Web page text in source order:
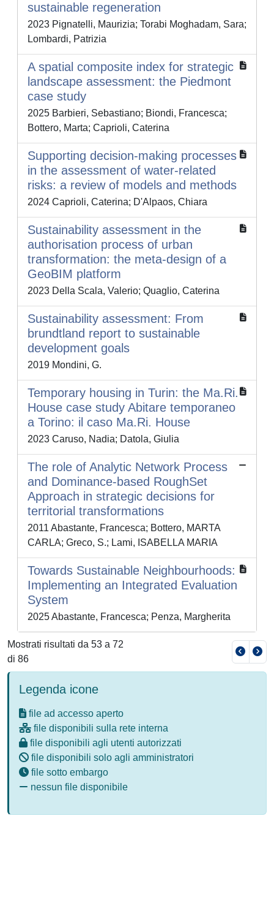
sustainable regeneration
2023 Pignatelli, Maurizia; Torabi Moghadam, Sara;
Lombardi, Patrizia
A spatial composite index for strategic
landscape assessment: the Piedmont
case study
2025 Barbieri, Sebastiano; Biondi, Francesca;
Bottero, Marta; Caprioli, Caterina
Supporting decision-making processes
in the assessment of water-related
risks: a review of models and methods
2024 Caprioli, Caterina; D'Alpaos, Chiara
Sustainability assessment in the
authorisation process of urban
transformation: the meta-design of a
GeoBIM platform
2023 Della Scala, Valerio; Quaglio, Caterina
Sustainability assessment: From
brundtland report to sustainable
development goals
2019 Mondini, G.
Temporary housing in Turin: the Ma.Ri.
House case study Abitare temporaneo
a Torino: il caso Ma.Ri. House
2023 Caruso, Nadia; Datola, Giulia
The role of Analytic Network Process
and Dominance-based RoughSet
Approach in strategic decisions for
territorial transformations
2011 Abastante, Francesca; Bottero, MARTA
CARLA; Greco, S.; Lami, ISABELLA MARIA
Towards Sustainable Neighbourhoods:
Implementing an Integrated Evaluation
System
2025 Abastante, Francesca; Penza, Margherita
Mostrati risultati da 53 a 72
di 86
Legenda icone
file ad accesso aperto
file disponibili sulla rete interna
file disponibili agli utenti autorizzati
file disponibili solo agli amministratori
file sotto embargo
nessun file disponibile